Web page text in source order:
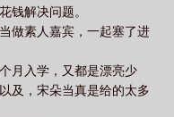
钱解决问题。
做素人嘉宾，一起塞了进
月入学，又都是漂亮少
及，宋朵当真是给的太多